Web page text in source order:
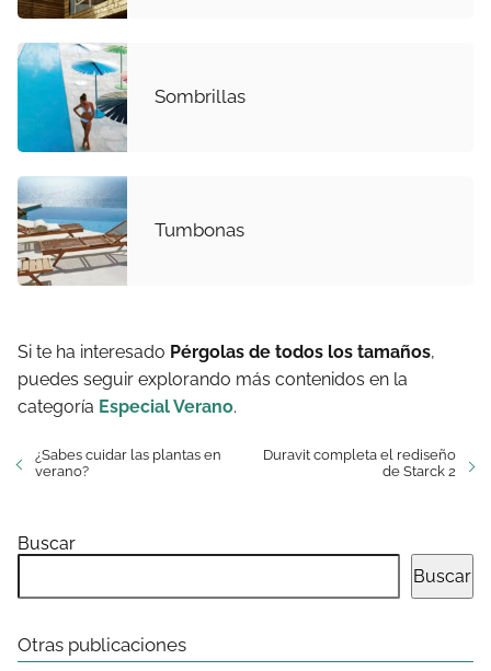
Sombrillas
Tumbonas
Si te ha interesado Pérgolas de todos los tamaños,
puedes seguir explorando más contenidos en la
categoría Especial Verano.
¿Sabes cuidar las plantas en
verano?
Duravit completa el rediseño
de Starck 2
Buscar
Buscar
Otras publicaciones